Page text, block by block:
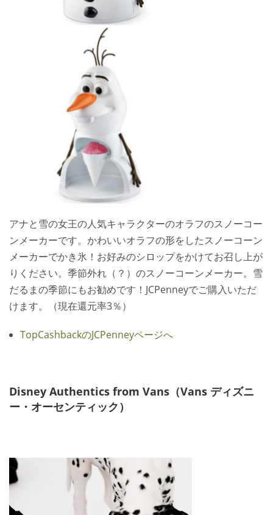
アナと雪の女王の人気キャラクターのオラフのスノーコー
ンメーカーです。かわいいオラフの形をしたスノーコーン
メーカーでかき氷！お好みのシロップをかけてお召し上が
りください。季節外れ（？）のスノーコーンメーカー。雪
だるまの季節にもお勧めです！JCPenneyでご購入いただ
けます。（現在還元率3％）
TopCashbackのJCPenneyページへ
Disney Authentics from Vans（Vans ディズニ
ー・オーセンティック）